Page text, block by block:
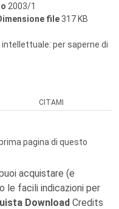
2003/1
file 317 KB
intellettuale: per saperne di
CITAMI
pagina di questo
acquistare (e
le facili indicazioni per
Download Credits